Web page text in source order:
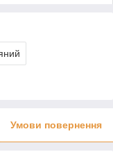
Умови повернення